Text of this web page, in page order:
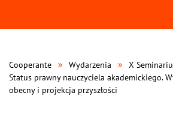
Cooperante Wydarzenia
X
Status prawny nauczyciela akademickiego.
obecny i projekcja przyszłości